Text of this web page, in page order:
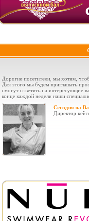
Дорогие посетители, мы хотим,
Для этого мы будем приглашать
смогут ответить на интересующие
конце каждой недели наши
Сегодня на
Директор